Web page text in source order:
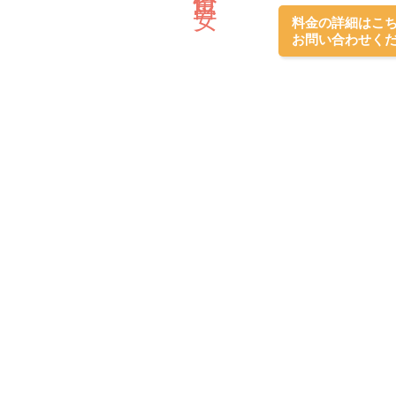
料金の詳細はこ
お問い合わせく